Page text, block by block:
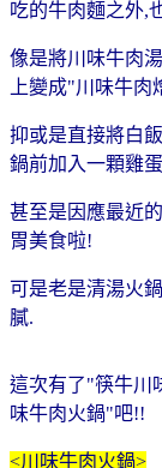
吃的牛肉麵之外,
像是將川味牛肉
上變成"川味牛肉
抑或是直接將白
鍋前加入一顆雞
甚至是因應最近
胃美食啦!
可是老是清湯火
膩.
這次有了"筷牛川
味牛肉火鍋"吧!!
<川味牛肉火鍋>